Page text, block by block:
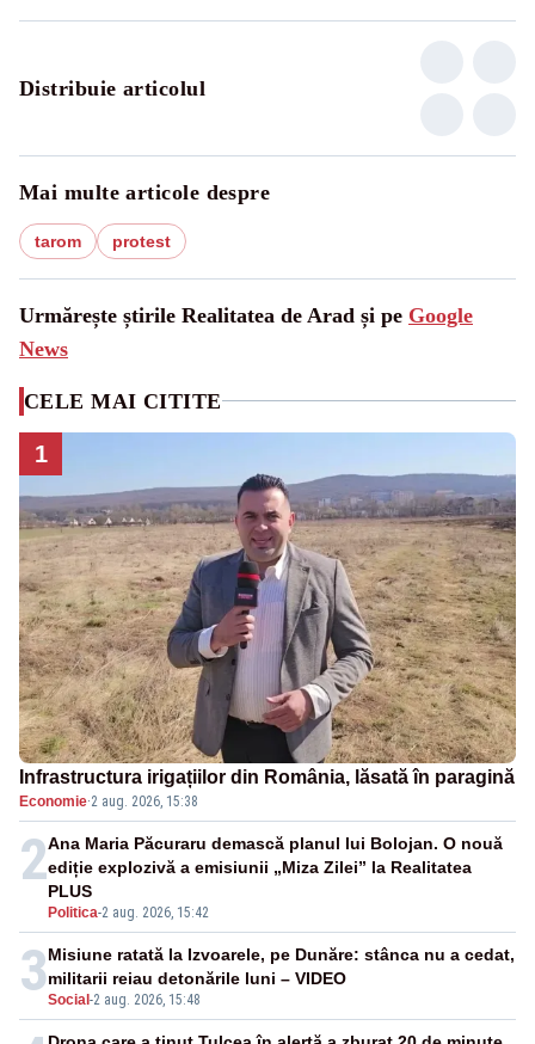
Distribuie articolul
Mai multe articole despre
tarom protest
Urmărește știrile Realitatea de Arad și pe Google
News
CELE MAI CITITE
1
Infrastructura irigațiilor din România, lăsată în paragină
Economie·2 aug. 2026, 15:38
2
Politica-2 aug. 2026, 15:42
Ana Maria Păcuraru demască planul lui Bolojan. O nouă
ediție explozivă a emisiunii „Miza Zilei” la Realitatea
PLUS
3Social -2 aug. 2026, 15:48
Misiune ratată la Izvoarele, pe Dunăre: stânca nu a cedat,
militarii reiau detonările luni – VIDEO